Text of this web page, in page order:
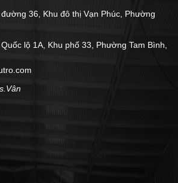
36, Khu đô thị Vạn Phúc, Phường
lộ 1A, Khu phố 33, Phường Tam Bình,